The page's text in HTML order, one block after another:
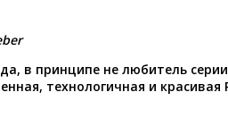
в принципе не любитель
технологичная и